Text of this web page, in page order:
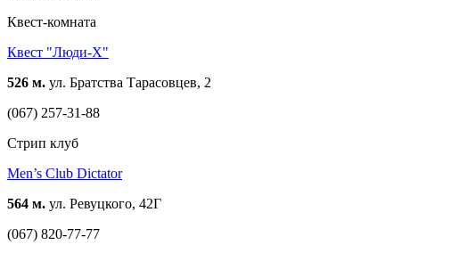
Квест-комната
Квест "Люди-Х"
526 м. ул. Братства Тарасовцев, 2
(067) 257-31-88
Стрип клуб
Men’s Club Dictator
564 м. ул. Ревуцкого, 42Г
(067) 820-77-77